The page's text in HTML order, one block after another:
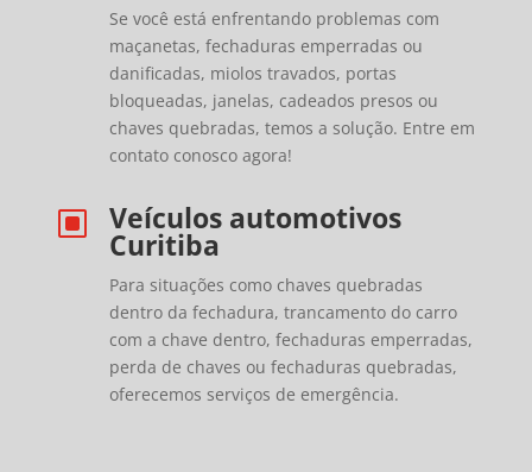
Se você está enfrentando problemas com
maçanetas, fechaduras emperradas ou
danificadas, miolos travados, portas
bloqueadas, janelas, cadeados presos ou
chaves quebradas, temos a solução. Entre em
contato conosco agora!
W Veículos automotivos
Curitiba
Para situações como chaves quebradas
dentro da fechadura, trancamento do carro
com a chave dentro, fechaduras emperradas,
perda de chaves ou fechaduras quebradas,
oferecemos serviços de emergência.